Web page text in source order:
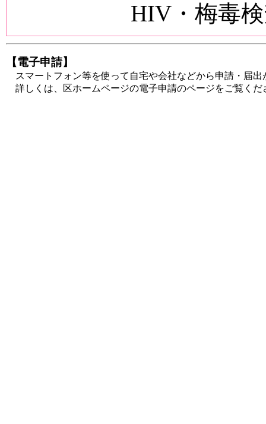
HIV・梅毒
【電子申請】
スマートフォン等を使って自宅や会社などから申請・届
詳しくは、区ホームページの電子申請のページをご覧くだ